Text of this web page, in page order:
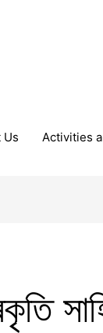
Us Activities